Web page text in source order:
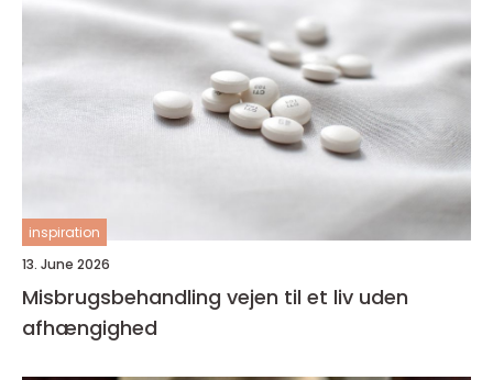
inspiration
13. June 2026
Misbrugsbehandling vejen til et liv uden
afhængighed